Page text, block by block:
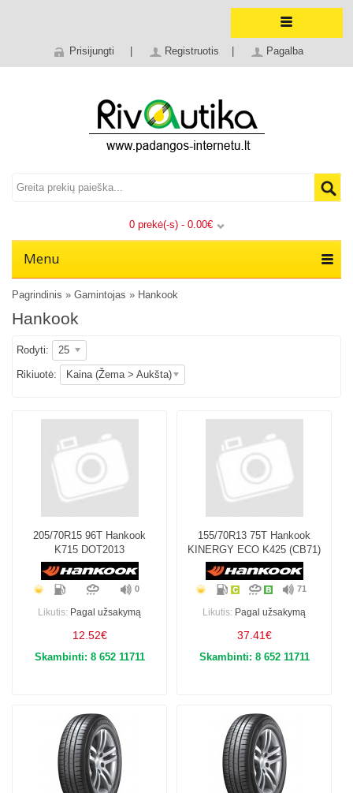
Prisijungti Registruotis Pagalba
0 prekė(-s) - 0.00€
Menu
Pagrindinis » Gamintojas » Hankook
Hankook
Rodyti: 25
Rikiuotė: Kaina (Žema > Aukšta)
205/70R15 96T Hankook
K715 DOT2013
0
Likutis: Pagal užsakymą
12.52€
Skambinti: 8 652 11711
155/70R13 75T Hankook
KINERGY ECO K425 (CB71)
71
Likutis: Pagal užsakymą
37.41€
Skambinti: 8 652 11711